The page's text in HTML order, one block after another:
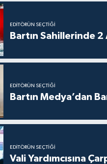
EDITÖRÜN SEÇTIĞI
Bartın Sahillerinde
EDITÖRÜN SEÇTIĞI
Bartın Medya’dan
EDITÖRÜN SEÇTIĞI
Vali Yardımcısına